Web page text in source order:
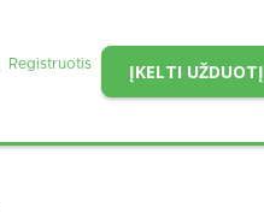
ĮKELTI UŽDUOTĮ
Registruotis